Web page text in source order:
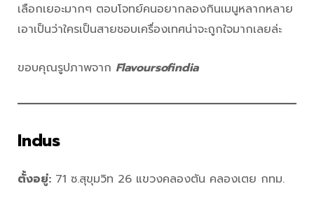
เลือกเยอะมากๆ ตอบโจทย์คนอยากลองกินเมนูหลากหลาย
เอาเป็นว่าใครเป็นสายชอบเครื่องเทศน่าจะถูกใจมากเลยล่ะ
ขอบคุณรูปภาพจาก Flavoursofindia
Indus
ตั้งอยู่: 71 ซ.สุขุมวิท 26 แขวงคลองตัน คลองเตย กทม.